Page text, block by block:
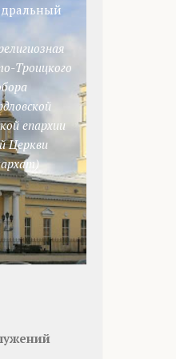
Троицкого
епархии
Церкви